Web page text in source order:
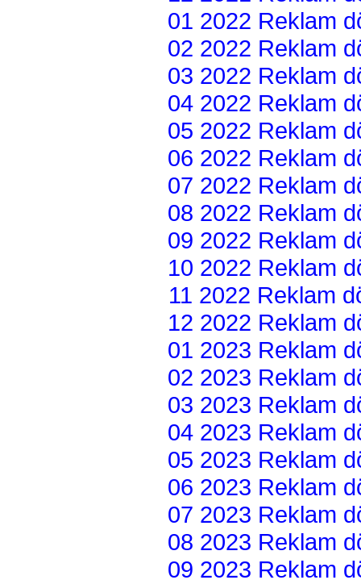
01 2022 Reklam
02 2022 Reklam
03 2022 Reklam
04 2022 Reklam
05 2022 Reklam
06 2022 Reklam
07 2022 Reklam
08 2022 Reklam
09 2022 Reklam
10 2022 Reklam
11 2022 Reklam
12 2022 Reklam
01 2023 Reklam
02 2023 Reklam
03 2023 Reklam
04 2023 Reklam
05 2023 Reklam
06 2023 Reklam
07 2023 Reklam
08 2023 Reklam
09 2023 Reklam